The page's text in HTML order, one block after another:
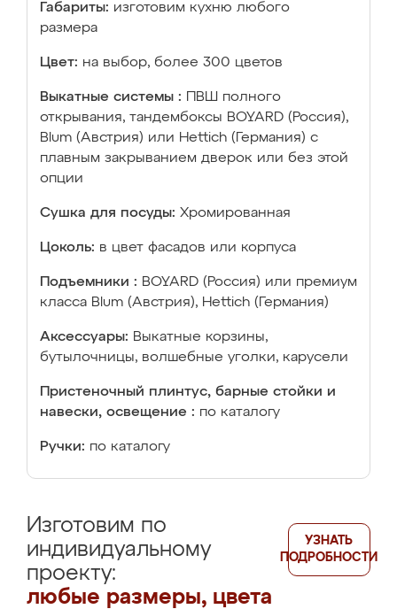
Габариты: изготовим кухню любого
размера
Цвет: на выбор, более 300 цветов
Выкатные системы :
ПВШ полного
открывания, тандембоксы BOYARD (Россия),
Blum (Австрия) или Hettich (Германия) с
плавным закрыванием дверок или без этой
опции
Сушка для посуды: Хромированная
Цоколь: в цвет фасадов или корпуса
Подъемники : BOYARD (Россия) или премиум
класса Blum (Австрия), Hettich (Германия)
Аксессуары: Выкатные корзины,
бутылочницы, волшебные уголки, карусели
Пристеночный плинтус, барные стойки и
навески, освещение : по каталогу
Ручки: по каталогу
Изготовим по
индивидуальному
проекту:
любые размеры, цвета
УЗНАТЬ
ПОДРОБНОСТИ